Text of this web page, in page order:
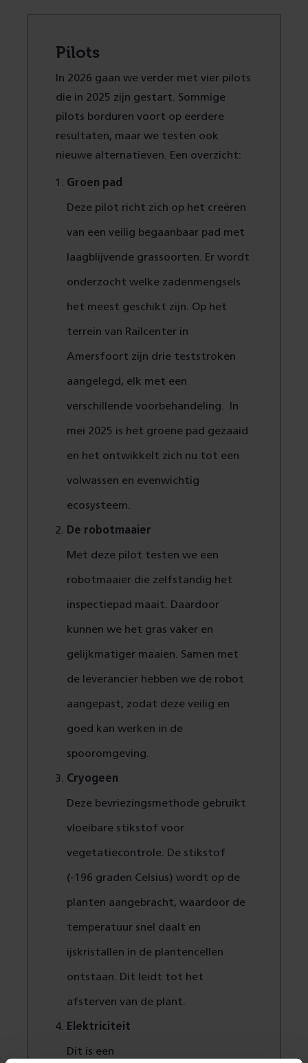
Pilots
In 2026 gaan we verder met vier pilots
die in 2025 zijn gestart. Sommige
pilots borduren voort op eerdere
resultaten, maar we testen ook
nieuwe alternatieven. Een overzicht:
Groen pad
Deze pilot richt zich op het creëren
van een veilig begaanbaar pad met
laagblijvende grassoorten. Er wordt
onderzocht welke zadenmengsels
het meest geschikt zijn. Op het
terrein van Railcenter in
Amersfoort zijn drie teststroken
aangelegd, elk met een
verschillende voorbehandeling. In
mei 2025 is het groene pad gezaaid
en het ontwikkelt zich nu tot een
volwassen en evenwichtig
ecosysteem.
De robotmaaier
Met deze pilot testen we een
robotmaaier die zelfstandig het
inspectiepad maait. Daardoor
kunnen we het gras vaker en
gelijkmatiger maaien. Samen met
de leverancier hebben we de robot
aangepast, zodat deze veilig en
goed kan werken in de
spooromgeving.
Cryogeen
Deze bevriezingsmethode gebruikt
vloeibare stikstof voor
vegetatiecontrole. De stikstof
(-196 graden Celsius) wordt op de
planten aangebracht, waardoor de
temperatuur snel daalt en
ijskristallen in de plantencellen
ontstaan. Dit leidt tot het
afsterven van de plant.
Elektriciteit
Dit is een